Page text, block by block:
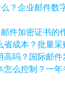
？企业邮件数
件加密证书的
省成本？批量
高吗？国际邮
怎么控制？一